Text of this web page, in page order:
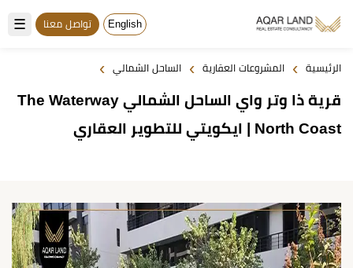
☰ English تواصل معنا
الرئيسية › المشروعات العقارية › الساحل الشمالي ›
قرية ذا وتر واي الساحل الشمالي The Waterway
North Coast | ايكويتي للتطوير العقاري